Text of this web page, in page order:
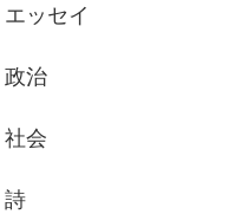
エッセイ
政治
社会
詩